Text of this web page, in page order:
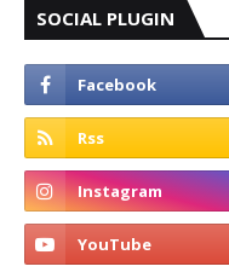
SOCIAL PLUGIN